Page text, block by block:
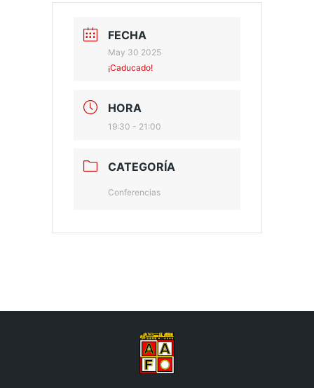
FECHA
May 30 2025
¡Caducado!
HORA
19:30 - 21:00
CATEGORÍA
Conferencias